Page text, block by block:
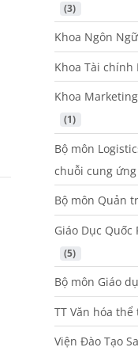
(3)
Khoa Ngôn
Khoa Tài chính
Khoa
(1)
Bộ môn
chuỗi cung ứng
Bộ môn Quản
Giáo Dục
(5)
Bộ môn Giáo
TT Văn hóa thể
Viện Đào Tạo